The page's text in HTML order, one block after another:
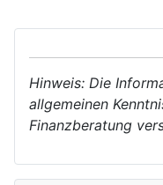
Hinweis: Die
allgemeinen
Finanzberatung